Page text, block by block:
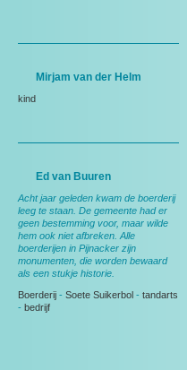
Mirjam van der Helm
kind
Ed van Buuren
Acht jaar geleden kwam de boerderij
leeg te staan. De gemeente had er
geen bestemming voor, maar wilde
hem ook niet afbreken. Alle
boerderijen in Pijnacker zijn
monumenten, die worden bewaard
als een stukje historie.
Boerderij - Soete Suikerbol - tandarts
- bedrijf